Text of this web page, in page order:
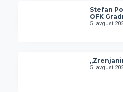
Stefan
OFK
5. avgust
5. avgust